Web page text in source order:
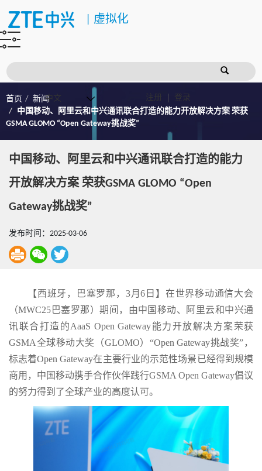
虚拟化
注册 登录
首页
新闻
中国移动、阿里云和中兴通讯联合打造的能力开放解决方案 荣获
GSMA GLOMO “Open Gateway挑战奖”
中国移动、阿里云和中兴通讯联合打造的能力
开放解决方案 荣获GSMA GLOMO “Open
Gateway挑战奖”
发布时间：2025-03-06
【西班牙，巴塞罗那，3月6日】在世界移动通信大会
（MWC25巴塞罗那）期间，由中国移动、阿里云和中兴通
讯联合打造的AaaS Open Gateway能力开放解决方案荣获
GSMA全球移动大奖（GLOMO）“Open Gateway挑战奖”，
标志着Open Gateway在主要行业的示范性场景已经得到规模
商用，中国移动携手合作伙伴践行GSMA Open Gateway倡议
的努力得到了全球产业的高度认可。